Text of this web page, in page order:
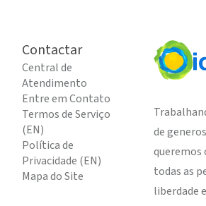
Contactar
Central de
Atendimento
Entre em Contato
Termos de Serviço
(EN)
Política de
Privacidade (EN)
Mapa do Site
de
queremos
todas as
liberdade